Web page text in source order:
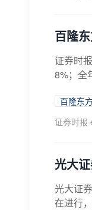
百隆
证券时
8%；全
百隆东
证券时报
光大
光大证
在进行